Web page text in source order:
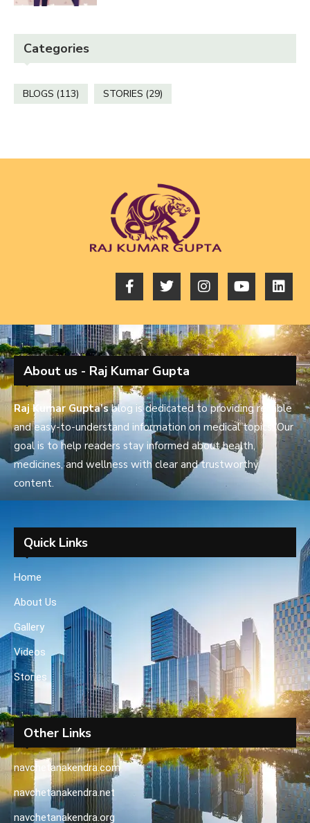
Categories
BLOGS (113) STORIES (29)
About us - Raj Kumar Gupta
Raj Kumar Gupta’sblog is dedicated to providing reliable
and easy-to-understand information on medical topics. Our
goal is to help readers stay informed about health,
medicines, and wellness with clear and trustworthy
content.
Quick Links
Home
About Us
Gallery
Videos
Stories
Other Links
navchetanakendra.com
navchetanakendra.net
navchetanakendra.org